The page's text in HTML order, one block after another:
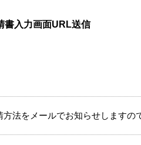
書入力画面URL送信
方法をメールでお知らせしますの